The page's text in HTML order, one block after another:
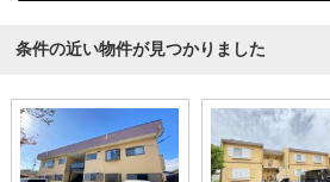
条件の近い物件が見つかりました